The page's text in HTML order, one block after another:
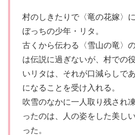
村のしきたりで〈竜の花嫁〉
ぼっちの少年・リタ。
古くから伝わる〈雪山の竜〉
は伝説に過ぎないが、村での
いリタは、それが口減らしで
になることを受け入れる。
吹雪のなかに一人取り残され
ったのは、人の姿をした美し
った。